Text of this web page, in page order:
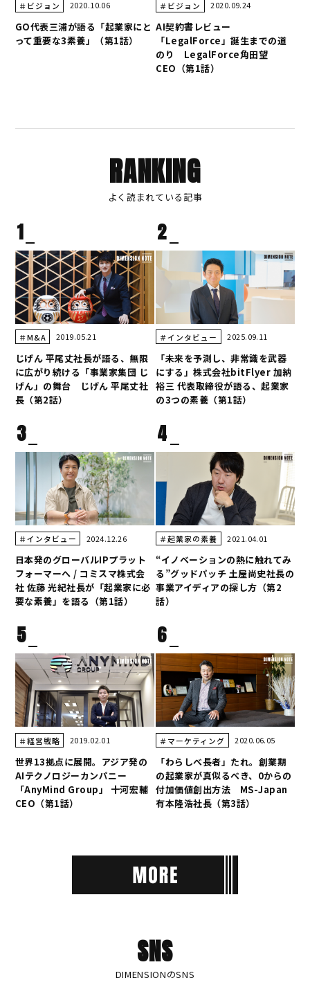
＃ビジョン 2020.10.06
GO代表三浦が語る「起業家にと
って重要な3素養」（第1話）
＃ビジョン 2020.09.24
AI契約書レビュー
「LegalForce」誕生までの道
のり LegalForce角田望
CEO（第1話）
RANKING
よく読まれている記事
1
＃M&A 2019.05.21
じげん 平尾丈社長が語る、無限
に広がり続ける「事業家集団 じ
げん」の舞台 じげん 平尾丈社
長（第2話）
2
＃インタビュー 2025.09.11
「未来を予測し、非常識を武器
にする」株式会社bitFlyer 加納
裕三 代表取締役が語る、起業家
の3つの素養（第1話）
3
＃インタビュー 2024.12.26
日本発のグローバルIPプラット
フォーマーへ / コミスマ株式会
社 佐藤 光紀社長が「起業家に必
要な素養」を語る（第1話）
4
＃起業家の素養 2021.04.01
“イノベーションの熱に触れてみ
る”グッドパッチ 土屋尚史社長の
事業アイディアの探し方（第2
話）
5
＃経営戦略 2019.02.01
世界13拠点に展開。アジア発の
AIテクノロジーカンパニー
「AnyMind Group」 十河宏輔
CEO（第1話）
6
＃マーケティング 2020.06.05
「わらしべ長者」たれ。創業期
の起業家が真似るべき、0からの
付加価値創出方法 MS-Japan
有本隆浩社長（第3話）
SNS
DIMENSIONのSNS